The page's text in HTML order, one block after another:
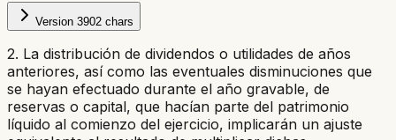
Version 3902 chars
2. La distribución de dividendos o utilidades de años
anteriores, así como las eventuales disminuciones que
se hayan efectuado durante el año gravable, de
reservas o capital, que hacían parte del patrimonio
líquido al comienzo del ejercicio, implicarán un ajuste